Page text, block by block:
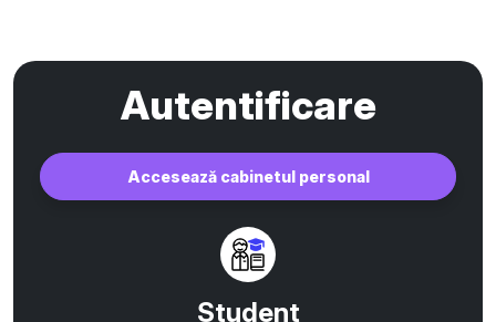
Autentificare
Accesează cabinetul personal
Student